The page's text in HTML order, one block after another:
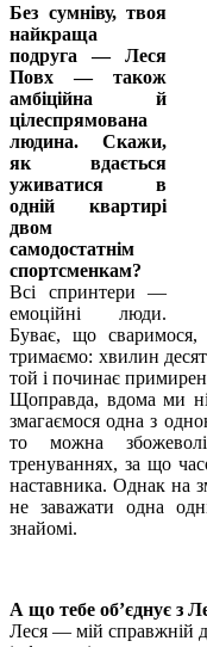
Без сумніву, твоя
найкраща
подруга — Леся
Повх — також
амбіційна й
цілеспрямована
людина. Скажи,
як вдається
уживатися в
одній квартирі
двом
самодостатнім
спортсменкам?
Всі спринтери —
емоційні люди.
Буває, що
тримаємо: хвилин
той і починає
Щоправда, вдома ми
змагаємося одна з
то можна
тренуваннях, за що
наставника. Однак на
не заважати одна
знайомі.
А що тебе об’єднує з
Леся — мій справжній